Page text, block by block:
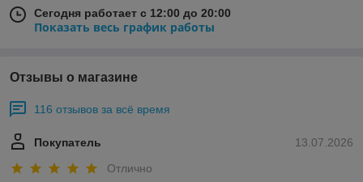
Сегодня работает с 12:00 до 20:00
Показать весь график работы
Отзывы о магазине
116 отзывов за всё время
13.07.2026
Покупатель
Отлично